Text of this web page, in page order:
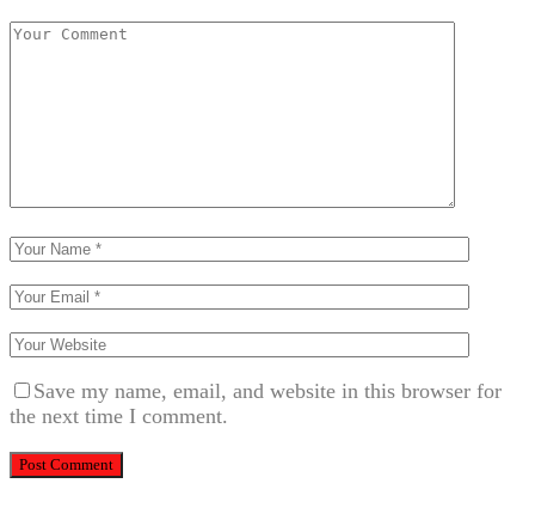
Save my name, email, and website in this browser for
the next time I comment.